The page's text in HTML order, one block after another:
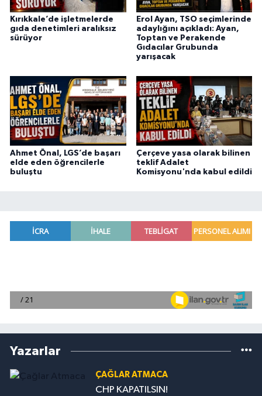
Kırıkkale’de işletmelerde
gıda denetimleri aralıksız
sürüyor
Erol Ayan, TSO seçimlerinde
adaylığını açıkladı: Ayan,
Toptan ve Perakende
Gıdacılar Grubunda
yarışacak
Ahmet Önal, LGS’de başarı
elde eden öğrencilerle
buluştu
Çerçeve yasa olarak bilinen
teklif Adalet
Komisyonu'nda kabul edildi
Yazarlar
ÇAĞLAR ATMACA
CHP KAPATILSIN!